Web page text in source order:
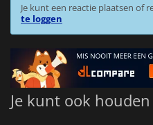
Je kunt een reactie plaatsen of
te loggen
Je kunt ook